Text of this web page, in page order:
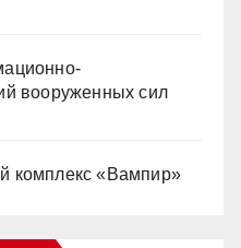
вооруженных сил
комплекс «Вампир»